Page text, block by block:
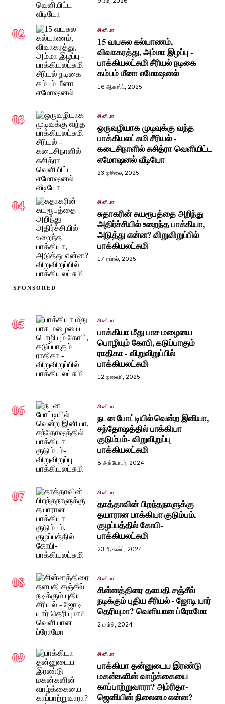
02 சினிமா
15 வயசுல கல்யாணம்,
விவாகரத்து, அம்மா இழப்பு -
பாக்கியலட்சுமி சீரியல் நடிகை
கம்பம் மீனா எமோஷனல்
16 ஆகஸ்ட், 2025
03 சினிமா
ஒருவழியாக முடிவுக்கு வந்த
பாக்கியலட்சுமி சீரியல் -
கடைசிநாளில் சுசித்ரா வெளியிட்ட
எமோஷனல் வீடியோ
23 ஜூலை, 2025
04 சினிமா
சுதாகரின் சுயரூபத்தை அறிந்து
அதிர்ச்சியில் உறைந்த பாக்கியா,
அடுத்து என்ன? விறுவிறுப்பில்
பாக்கியலட்சுமி
17 ஏப்ரல், 2025
SPONSORED
05 சினிமா
பாக்கியா மீது பாச மழையை
பொழியும் கோபி, கடுப்பாகும்
ராதிகா - விறுவிறுப்பில்
பாக்கியலட்சுமி
12 ஜனவரி, 2025
06 சினிமா
நடன போட்டியில் வென்ற இனியா,
சந்தோஷத்தில் பாக்கியா
குடும்பம்- விறுவிறுப்பு
பாக்கியலட்சுமி
8 அக்டோபர், 2024
07 சினிமா
தாத்தாவின் பிறந்தநாளுக்கு
தயாரான பாக்கியா குடும்பம்,
குழப்பத்தில் கோபி-
பாக்கியலட்சுமி
23 ஆகஸ்ட், 2024
08 சினிமா
சின்னத்திரை தளபதி சஞ்சீவ்
நடிக்கும் புதிய சீரியல் - ஜோடி யார்
தெரியுமா? வெளியான ப்ரோமோ
2 மார்ச், 2024
09 சினிமா
பாக்கியா தன்னுடைய இரண்டு
மகன்களின் வாழ்க்கையை
காப்பாற்றுவாரா? அம்ரிதா-
ஜெனியின் நிலைமை என்ன?